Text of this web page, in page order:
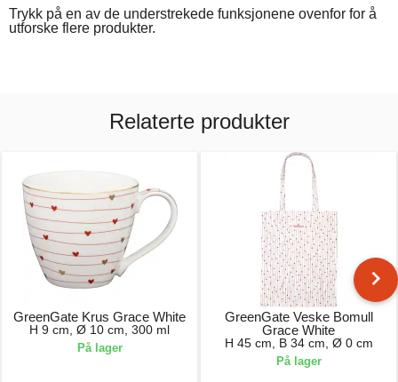
Trykk på en av de understrekede funksjonene ovenfor for å
utforske flere produkter.
Relaterte produkter
GreenGate Krus Grace White
H 9 cm, Ø 10 cm, 300 ml
På lager
GreenGate Veske Bomull
Grace White
H 45 cm, B 34 cm, Ø 0 cm
På lager